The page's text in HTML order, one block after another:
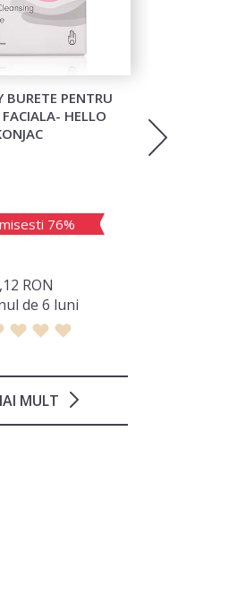
BURETE PENTRU
HELLO
MULT
76%
RON
de 6 luni